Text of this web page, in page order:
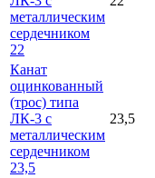
металлическим
сердечником
22
Канат
оцинкованный
(трос) типа
ЛК-3 с
металлическим
сердечником
23,5
23,5